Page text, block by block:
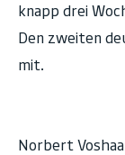
knapp drei
Den zweiten
mit.
Norbert